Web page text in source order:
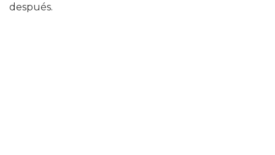
después.